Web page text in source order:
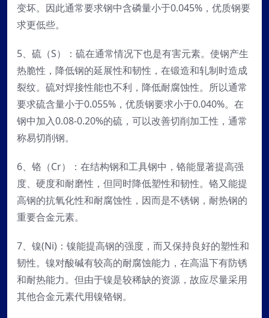
变坏。因此通常要求钢中含磷量小于0.045%，优质钢要
求更低些。
5、硫（S）：硫在通常情况下也是有害元素。使钢产生
热脆性，降低钢的延展性和韧性，在锻造和轧制时造成
裂纹。硫对焊接性能也不利，降低耐腐蚀性。所以通常
要求硫含量小于0.055%，优质钢要求小于0.040%。在
钢中加入0.08-0.20%的硫，可以改善切削加工性，通常
称易切削钢。
6、铬（Cr）：在结构钢和工具钢中，铬能显著提高强
度、硬度和耐磨性，但同时降低塑性和韧性。铬又能提
高钢的抗氧化性和耐腐蚀性，因而是不锈钢，耐热钢的
重要合金元素。
7、镍(Ni)：镍能提高钢的强度，而又保持良好的塑性和
韧性。镍对酸碱有较高的耐腐蚀能力，在高温下有防锈
和耐热能力。但由于镍是较稀缺的资源，故应尽量采用
其他合金元素代用镍铬钢。